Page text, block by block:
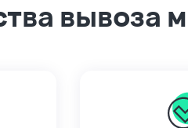
вывоза